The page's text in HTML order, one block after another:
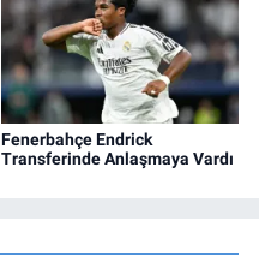
Fenerbahçe Endrick
Transferinde Anlaşmaya Vardı